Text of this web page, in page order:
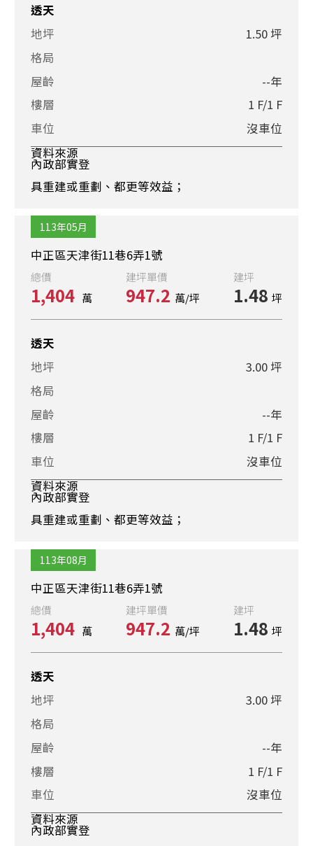
透天
地坪
1.50 坪
格局
屋齡
--年
樓層
1 F/1 F
車位
沒車位
資料來源
內政部實登
具重建或重劃、都更等效益；
113年05月
中正區天津街11巷6弄1號
總價
1,404 萬
建坪單價
947.2 萬/坪
建坪
1.48 坪
透天
地坪
3.00 坪
格局
屋齡
--年
樓層
1 F/1 F
車位
沒車位
資料來源
內政部實登
具重建或重劃、都更等效益；
113年08月
中正區天津街11巷6弄1號
總價
1,404 萬
建坪單價
947.2 萬/坪
建坪
1.48 坪
透天
地坪
3.00 坪
格局
屋齡
--年
樓層
1 F/1 F
車位
沒車位
資料來源
內政部實登